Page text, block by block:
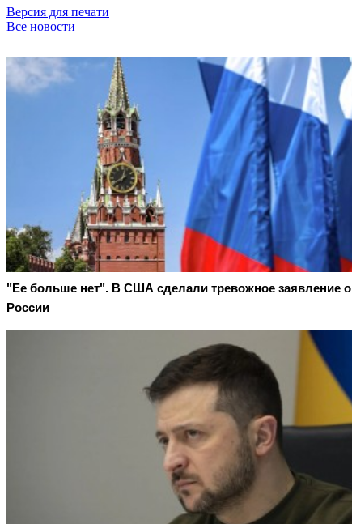
Версия для печати
Все новости
"Ее больше нет". В США сделали тревожное заявление о
России